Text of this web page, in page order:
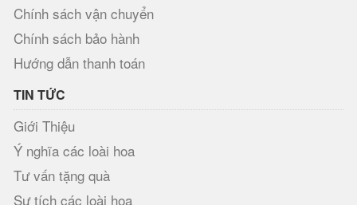
Chính sách vận chuyển
Chính sách bảo hành
Hướng dẫn thanh toán
TIN TỨC
Giới Thiệu
Ý nghĩa các loài hoa
Tư vấn tặng quà
Sự tích các loài hoa